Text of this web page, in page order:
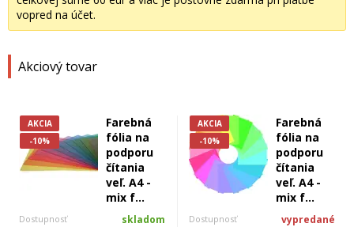
vopred na účet.
Akciový tovar
AKCIA
-10%
Farebná
fólia na
podporu
čítania
veľ. A4 -
mix f...
Dostupnosť skladom
AKCIA
-10%
Farebná
fólia na
podporu
čítania
veľ. A4 -
mix f...
Dostupnosť vypredané